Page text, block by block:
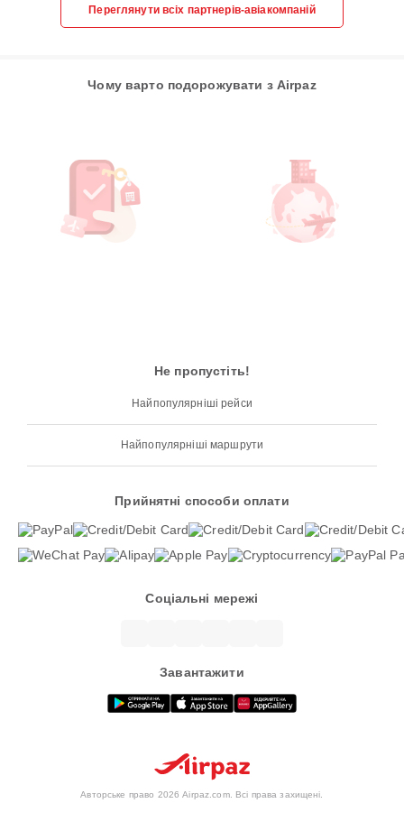
Переглянути всіх партнерів-авіакомпаній
Чому варто подорожувати з Airpaz
Не пропустіть!
Найпопулярніші рейси
Найпопулярніші маршрути
Прийнятні способи оплати
Соціальні мережі
Завантажити
Авторське право 2026 Airpaz.com. Всі права захищені.